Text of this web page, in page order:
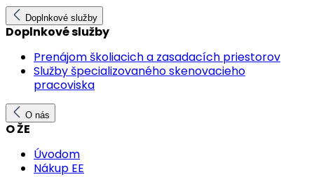
Doplnkové služby
Doplnkové služby
Prenájom školiacich a zasadacích priestorov
Služby špecializovaného skenovacieho
pracoviska
O nás
O ŽE
Úvodom
Nákup EE